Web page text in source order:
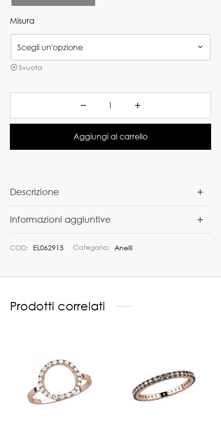
Misura
Svuota
Aggiungi al carrello
Descrizione
Informazioni aggiuntive
COD: EL062915 Categoria: Anelli
Prodotti correlati